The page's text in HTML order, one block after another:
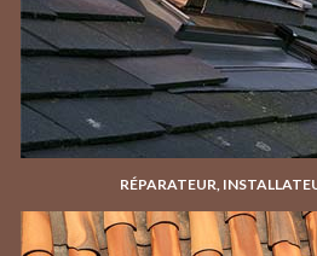
RÉPARATEUR,